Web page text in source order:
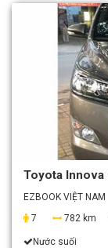
Toyota Innova
EZBOOK VIỆT NAM
7
782 km
Nước suối